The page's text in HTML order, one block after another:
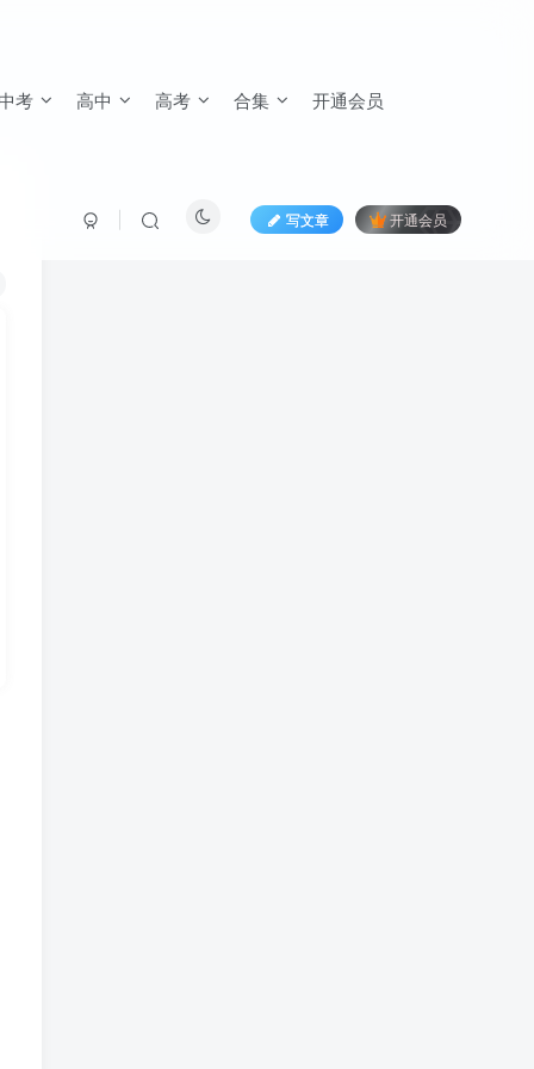
考 高中 高考 合集 开通会员
写文章 开通会员